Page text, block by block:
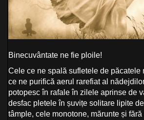
Binecuvântate ne fie ploile!
Cele ce ne spală sufletele de păcatele
ce ne purifică aerul rarefiat al
potopesc în rafale în zilele aprinse de
desfac pletele în șuvițe solitare lipite
tâmple, cele monotone, mărunte și